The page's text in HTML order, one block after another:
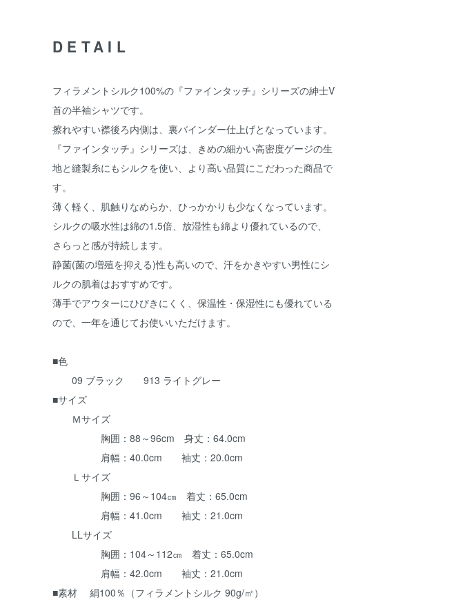
DETAIL
フィラメントシルク100%の『ファインタッチ』シリーズの紳士V
首の半袖シャツです。
擦れやすい襟後ろ内側は、裏バインダー仕上げとなっています。
『ファインタッチ』シリーズは、きめの細かい高密度ゲージの生
地と縫製糸にもシルクを使い、より高い品質にこだわった商品で
す。
薄く軽く、肌触りなめらか、ひっかかりも少なくなっています。
シルクの吸水性は綿の1.5倍、放湿性も綿より優れているので、
さらっと感が持続します。
静菌(菌の増殖を抑える)性も高いので、汗をかきやすい男性にシ
ルクの肌着はおすすめです。
薄手でアウターにひびきにくく、保温性・保湿性にも優れている
ので、一年を通じてお使いいただけます。
■色
09 ブラック 913 ライトグレー
■サイズ
Ｍサイズ
胸囲：88～96cm 身丈：64.0cm
肩幅：40.0cm 袖丈：20.0cm
Ｌサイズ
胸囲：96～104㎝ 着丈：65.0cm
肩幅：41.0cm 袖丈：21.0cm
LLサイズ
胸囲：104～112㎝ 着丈：65.0cm
肩幅：42.0cm 袖丈：21.0cm
■素材 絹100％（フィラメントシルク 90g/㎡）